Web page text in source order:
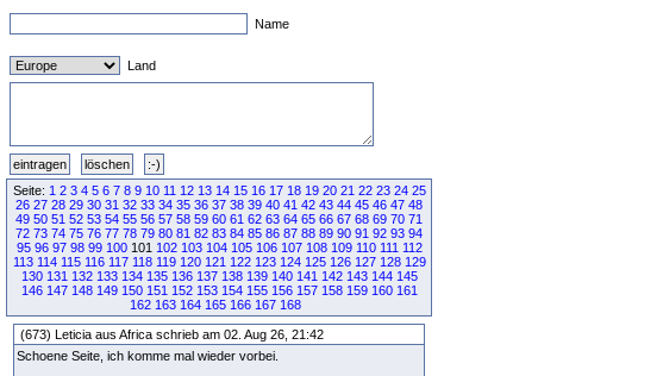
Name
Land
Seite: 1 2 3 4 5 6 7 8 9 10 11 12 13 14 15 16 17 18 19 20 21 22 23 24 25
26 27 28 29 30 31 32 33 34 35 36 37 38 39 40 41 42 43 44 45 46 47 48
49 50 51 52 53 54 55 56 57 58 59 60 61 62 63 64 65 66 67 68 69 70 71
72 73 74 75 76 77 78 79 80 81 82 83 84 85 86 87 88 89 90 91 92 93 94
95 96 97 98 99 100101 102 103 104 105 106 107 108 109 110 111 112
113 114 115 116 117 118 119 120 121 122 123 124 125 126 127 128 129
130 131 132 133 134 135 136 137 138 139 140 141 142 143 144 145
146 147 148 149 150 151 152 153 154 155 156 157 158 159 160 161
162 163 164 165 166 167 168
(673) Leticia aus Africa schrieb am 02. Aug 26, 21:42
Schoene Seite, ich komme mal wieder vorbei.